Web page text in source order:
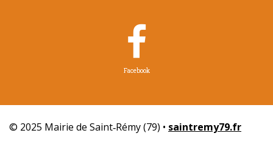

Facebook
© 2025 Mairie de Saint‑Rémy (79) • saintremy79.fr